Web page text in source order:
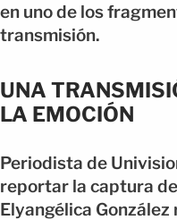
en uno de los
transmisión.
UNA
LA EMOCIÓN
Periodista de
reportar la captura
Elyangélica